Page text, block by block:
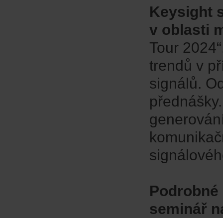
Keysight
v oblasti
Tour
trendů v
signálů.
seminář